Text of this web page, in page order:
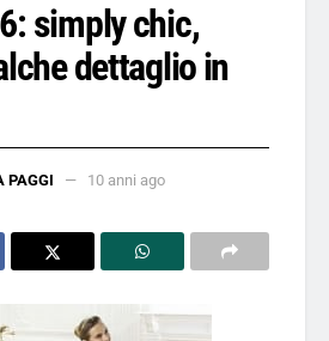
simply chic,
dettaglio in
PAGGI 10 anni ago